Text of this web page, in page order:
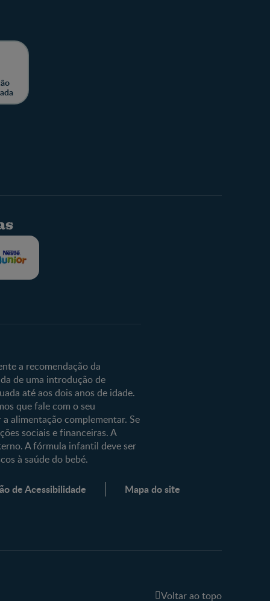
a recomendação da
de uma introdução de
até aos dois anos de idade.
que fale com o seu
alimentação complementar. Se
sociais e financeiras. A
A fórmula infantil deve ser
à saúde do bebé.
de Acessibilidade
Mapa do site
Voltar ao topo